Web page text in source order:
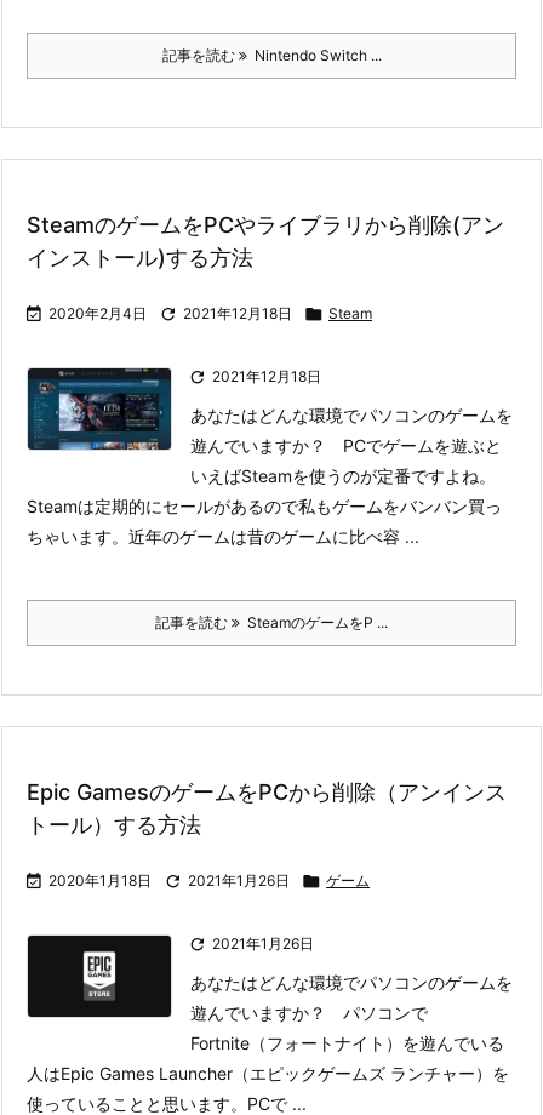
記事を読む Nintendo Switch ...
SteamのゲームをPCやライブラリから削除(アン
インストール)する方法
 2020年2月4日  2021年12月18日  Steam
 2021年12月18日
あなたはどんな環境でパソコンのゲームを
遊んでいますか？ PCでゲームを遊ぶと
いえばSteamを使うのが定番ですよね。
Steamは定期的にセールがあるので私もゲームをバンバン買っ
ちゃいます。 近年のゲームは昔のゲームに比べ容 ...
記事を読む SteamのゲームをP ...
Epic GamesのゲームをPCから削除（アンインス
トール）する方法
 2020年1月18日  2021年1月26日  ゲーム
 2021年1月26日
あなたはどんな環境でパソコンのゲームを
遊んでいますか？ パソコンで
Fortnite（フォートナイト）を遊んでいる
人はEpic Games Launcher（エピックゲームズ ランチャー）を
使っていることと思います。 PCで ...